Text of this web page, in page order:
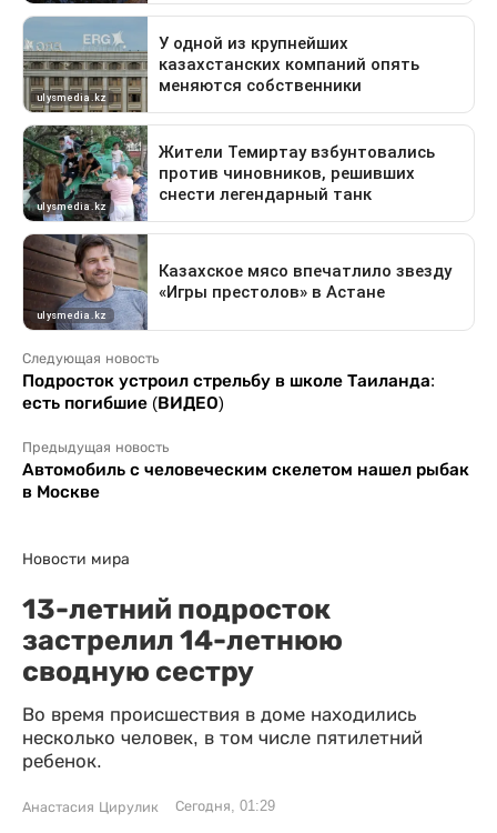
Следующая новость
Подросток устроил стрельбу в школе Таиланда:
есть погибшие (ВИДЕО)
Предыдущая новость
Автомобиль с человеческим скелетом нашел рыбак
в Москве
Новости мира
13-летний подросток
застрелил 14-летнюю
сводную сестру
Во время происшествия в доме находились
несколько человек, в том числе пятилетний
ребенок.
Анастасия Цирулик Сегодня, 01:29